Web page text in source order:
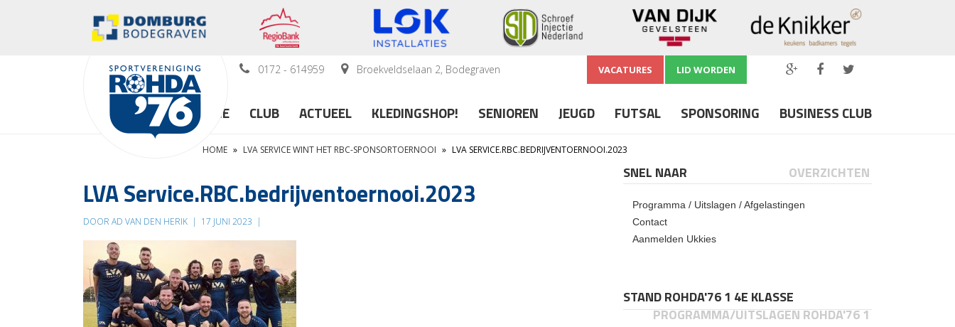
0172 - 614959 Broekveldselaan 2, Bodegraven VACATURES LID WORDEN
HOME CLUB ACTUEEL KLEDINGSHOP! SENIOREN JEUGD FUTSAL SPONSORING BUSINESS CLUB
HOME » LVA SERVICE WINT HET RBC-SPONSORTOERNOOI » LVA SERVICE.RBC.BEDRIJVENTOERNOOI.2023
LVA Service.RBC.bedrijventoernooi.2023
DOOR AD VAN DEN HERIK | 17 JUNI 2023 |
SNEL NAAR OVERZICHTEN
Programma / Uitslagen / Afgelastingen
Contact
Aanmelden Ukkies
STAND ROHDA'76 1 4E KLASSE
PROGRAMMA/UITSLAGEN ROHDA'76 1